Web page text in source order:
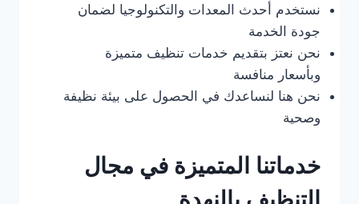
نستخدم أحدث المعدات والتكنولوجيا لضمان
جودة الخدمة
نحن نعتز بتقديم خدمات تنظيف متميزة
وبأسعار منافسة
نحن هنا لنساعدك في الحصول على بيئة نظيفة
وصحية
خدماتنا المتميزة في مجال